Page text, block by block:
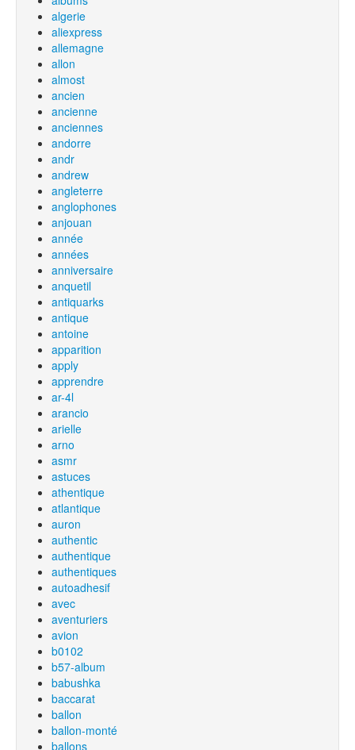
algerie
aliexpress
allemagne
allon
almost
ancien
ancienne
anciennes
andorre
andr
andrew
angleterre
anglophones
anjouan
année
années
anniversaire
anquetil
antiquarks
antique
antoine
apparition
apply
apprendre
ar-4l
arancio
arielle
arno
asmr
astuces
athentique
atlantique
auron
authentic
authentique
authentiques
autoadhesif
avec
aventuriers
avion
b0102
b57-album
babushka
baccarat
ballon
ballon-monté
ballons